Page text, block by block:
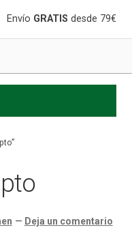
Envío GRATIS desde 79€
— Deja un comentario